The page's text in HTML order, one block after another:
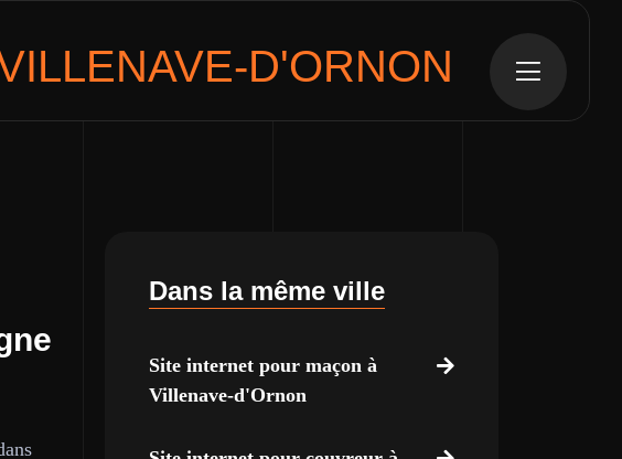
D'ORNON
Dans la même ville
Site internet pour maçon à
Villenave-d'Ornon